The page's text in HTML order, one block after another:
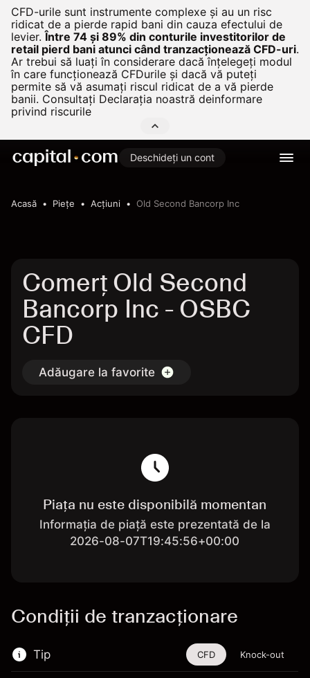
CFD-urile sunt instrumente complexe și au un risc
ridicat de a pierde rapid bani din cauza efectului de
levier. Între 74 și 89% din conturile investitorilor de
retail pierd bani atunci când tranzacționează CFD-uri.
Ar trebui să luați în considerare dacă înțelegeți modul
în care funcționează CFDurile și dacă vă puteți
permite să vă asumați riscul ridicat de a vă pierde
banii. Consultați Declarația noastră deinformare
privind riscurile
Deschideți un cont
Acasă Pieţe Acțiuni Old Second Bancorp Inc
Comerț Old Second
Bancorp Inc - OSBC
CFD
Adăugare la favorite
Piața nu este disponibilă momentan
Informația de piață este prezentată de la
2026-08-07T19:45:56+00:00
Condiții de tranzacționare
Tip CFD Knock-out